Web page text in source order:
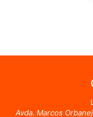
Avda. Marcos